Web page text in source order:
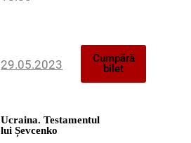
29.05.2023
Ucraina.Testamentul
lui Șevcenko
Cumpără
bilet